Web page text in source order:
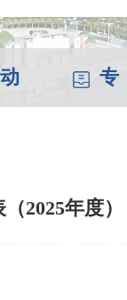
专
2025年度）